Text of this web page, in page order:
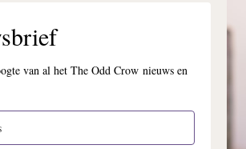
van al het The Odd Crow nieuws en